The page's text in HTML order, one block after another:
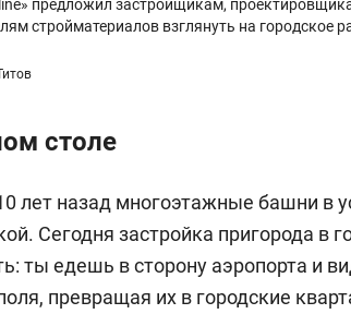
предложил застройщикам,
стройматериалов взглянуть на городское
столе
лет назад многоэтажные башни в
Сегодня застройка пригорода в
ты едешь в сторону аэропорта и
превращая их в городские